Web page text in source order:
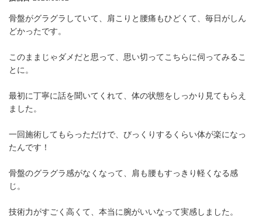
骨盤がグラグラしていて、肩こりと腰痛もひどくて、毎日がしん
どかったです。
このままじゃダメだと思って、思い切ってこちらに伺ってみるこ
とに。
最初に丁寧に話を聞いてくれて、体の状態をしっかり見てもらえ
ました。
一回施術してもらっただけで、びっくりするくらい体が楽になっ
たんです！
骨盤のグラグラ感がなくなって、肩も腰もすっきり軽くなる感
じ。
技術力がすごく高くて、本当に腕がいいなって実感しました。